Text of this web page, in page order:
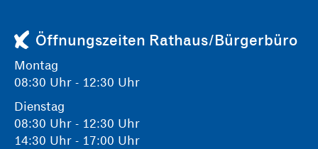
Öffnungszeiten Rathaus/Bürgerbüro
Montag
08:30 Uhr - 12:30 Uhr
Dienstag
08:30 Uhr - 12:30 Uhr
14:30 Uhr - 17:00 Uhr